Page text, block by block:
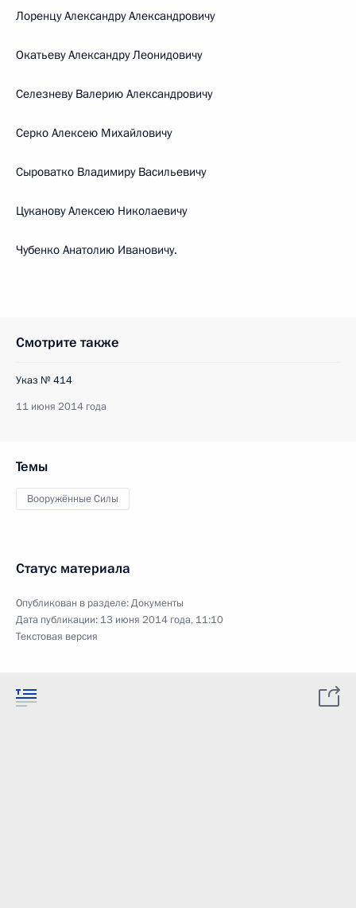
Лоренцу Александру Александровичу
Окатьеву Александру Леонидовичу
Селезневу Валерию Александровичу
Серко Алексею Михайловичу
Сыроватко Владимиру Васильевичу
Цуканову Алексею Николаевичу
Чубенко Анатолию Ивановичу.
Смотрите также
Указ № 414
11 июня 2014 года
Темы
Вооружённые Силы
Статус материала
Опубликован в разделе:Документы
Дата публикации: 13 июня 2014 года, 11:10
Текстовая версия